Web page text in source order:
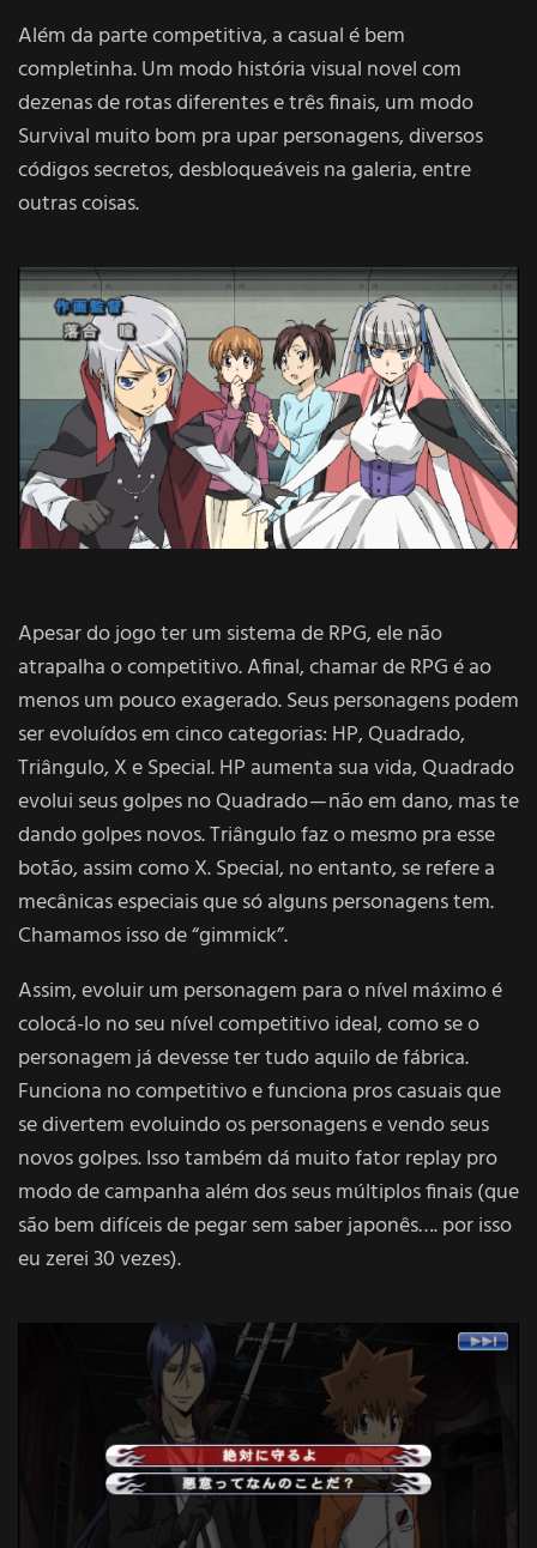
Além da parte competitiva, a casual é bem
completinha. Um modo história visual novel com
dezenas de rotas diferentes e três finais, um modo
Survival muito bom pra upar personagens, diversos
códigos secretos, desbloqueáveis na galeria, entre
outras coisas.
Apesar do jogo ter um sistema de RPG, ele não
atrapalha o competitivo. Afinal, chamar de RPG é ao
menos um pouco exagerado. Seus personagens podem
ser evoluídos em cinco categorias: HP, Quadrado,
Triângulo, X e Special. HP aumenta sua vida, Quadrado
evolui seus golpes no Quadrado — não em dano, mas te
dando golpes novos. Triângulo faz o mesmo pra esse
botão, assim como X. Special, no entanto, se refere a
mecânicas especiais que só alguns personagens tem.
Chamamos isso de “gimmick”.
Assim, evoluir um personagem para o nível máximo é
colocá-lo no seu nível competitivo ideal, como se o
personagem já devesse ter tudo aquilo de fábrica.
Funciona no competitivo e funciona pros casuais que
se divertem evoluindo os personagens e vendo seus
novos golpes. Isso também dá muito fator replay pro
modo de campanha além dos seus múltiplos finais (que
são bem difíceis de pegar sem saber japonês…. por isso
eu zerei 30 vezes).